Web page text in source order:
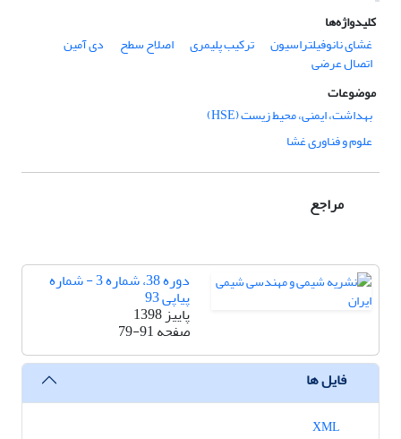
کلیدواژه‌ها
غشای نانوفیلتراسیون
ترکیب پلیمری اصلاح سطح دی آمین
اتصال عرضی
موضوعات
بهداشت، ایمنی، محیط زیست (HSE)
علوم و فناوری غشا
مراجع
دوره 38، شماره 3 - شماره
پیاپی 93
پاییز 1398
صفحه79-91
فایل ها